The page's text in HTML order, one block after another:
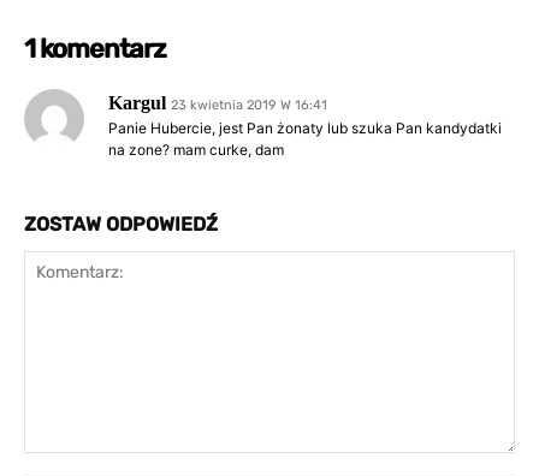
1 komentarz
Kargul 23 kwietnia 2019 W 16:41
Panie Hubercie, jest Pan żonaty lub szuka Pan kandydatki
na zone? mam curke, dam
ZOSTAW ODPOWIEDŹ